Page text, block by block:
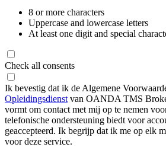
8 or more characters
Uppercase and lowercase letters
At least one digit and special
Check all consents
Ik bevestig dat ik de Algemene
Opleidingsdienst van OANDA TMS
vormt om contact met mij op te nemen
telefonische ondersteuning biedt voor
geaccepteerd. Ik begrijp dat ik me op elk
voor deze service.